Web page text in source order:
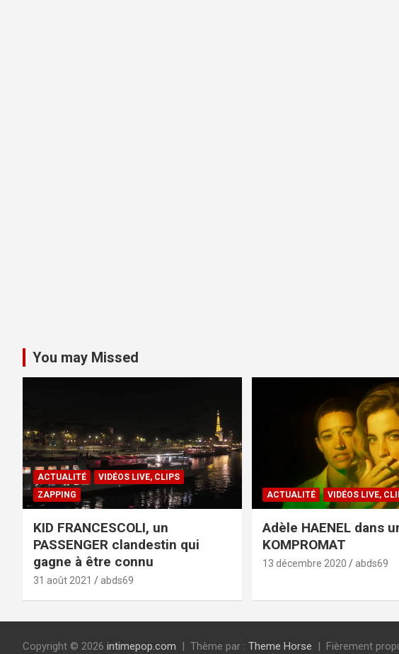
You may Missed
ACTUALITÉ
VIDÉOS LIVE, CLIPS
ZAPPING
KID FRANCESCOLI, un
PASSENGER clandestin qui
gagne à être connu
31 août 2021 abds69
ACTUALITÉ VIDÉOS LIVE,
Adèle HAENEL dans
KOMPROMAT
13 décembre 2020 abds69
Copyright © 2026 intimepop.com Thème par : Theme Horse Fièrement